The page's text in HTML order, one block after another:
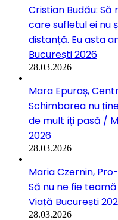
Cristian Budău:
care sufletul ei nu
distanță. Eu asta
București 2026
28.03.2026
Mara Epuraș,
Schimbarea nu
de mult îți pasă /
2026
28.03.2026
Maria Czernin,
Să nu ne fie
Viață București
28.03.2026